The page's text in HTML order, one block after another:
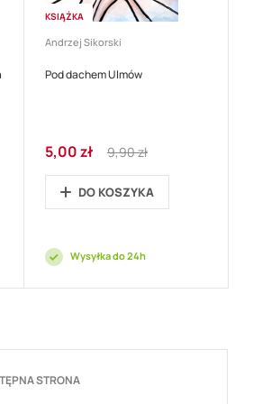
KSIĄŻKA
Andrzej Sikorski
Pod dachem Ulmów
Cena
promocyjna
5,00 zł
Regular
Price
9,90 zł
DO KOSZYKA
Wysyłka do 24h
STRONA